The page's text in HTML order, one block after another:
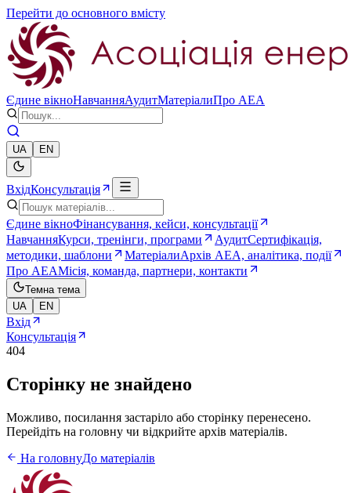
Перейти до основного вмісту
Єдине вікноНавчанняАудитМатеріалиПро AEA
UA EN
ВхідКонсультація
Єдине вікноФінансування, кейси, консультації
НавчанняКурси, тренінги, програми АудитСертифікація,
методики, шаблони
МатеріалиАрхів AEA, аналітика, події
Про AEAМісія, команда, партнери, контакти
Темна тема
UA
EN
Вхід
Консультація
404
Сторінку не знайдено
Можливо, посилання застаріло або сторінку перенесено.
Перейдіть на головну чи відкрийте архів матеріалів.
На головнуДо матеріалів